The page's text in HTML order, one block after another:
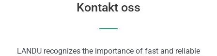
Kontakt oss
LANDU recognizes the importance of fast and reliable